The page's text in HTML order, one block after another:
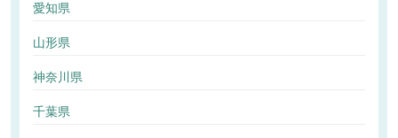
愛知県
山形県
神奈川県
千葉県